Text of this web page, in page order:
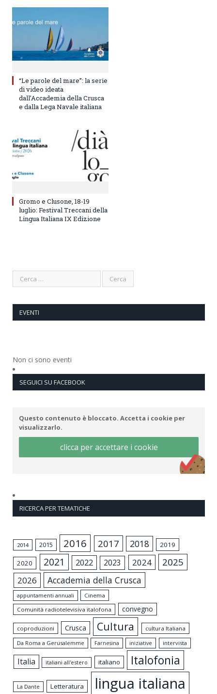
“Le parole del mare”: la serie
di video ideata
dall’Accademia della Crusca
e dalla Lega Navale italiana
Gromo e Clusone, 18-19
luglio: Festival Treccani della
Lingua Italiana IX Edizione
EVENTI
Non ci sono eventi
SEGUICI SU FACEBOOK
Questo contenuto è bloccato. Accetta i cookie per
visualizzarlo.
clicca per accettare i cookie
RICERCA PER TEMATICHE
2014 2015 2016 2017 2018 2019
2020 2021 2022 2023 2024 2025
2026 Accademia della Crusca
appuntamenti annuali
Cinema
Comunità radiotelevisiva italofona
convegno
coproduzioni Crusca Cultura
cultura Italiana
Da Roma a Gerusalemme
Farnesina iniziative intervista
Italia italiani all'estero italiano Italofonia
La Dante Letteratura lingua italiana